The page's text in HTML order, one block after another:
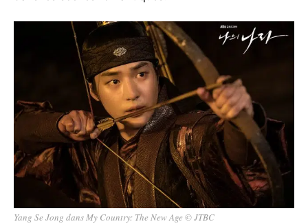
Yang Se Jong dans My Country: The New Age © JTBC